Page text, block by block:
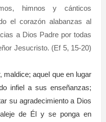
himnos y cánticos
el corazón alabanzas al
a Dios Padre por todas
Jesucristo. (Ef 5, 15-20)
maldice; aquel que en lugar
infiel a sus enseñanzas;
su agradecimiento a Dios
de Él y se ponga en